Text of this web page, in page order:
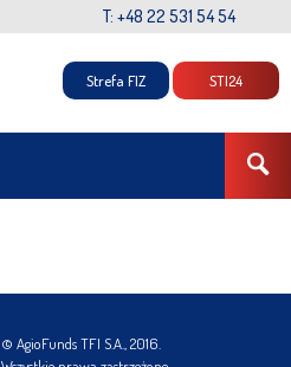
T: +48 22 531 54 54
Strefa FIZ STI24
© AgioFunds TFI S.A., 2016.